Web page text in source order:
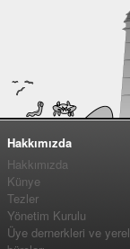
Hakkımızda
Hakkımızda
Künye
Tezler
Yönetim Kurulu
Üye dernerkleri ve yerel